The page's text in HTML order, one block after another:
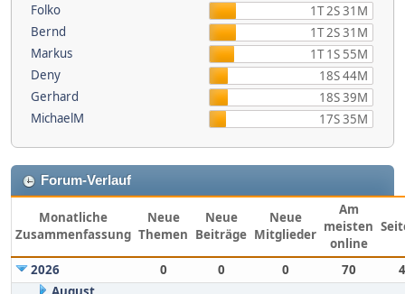
Folko
1T 2S 31M
Bernd
1T 2S 31M
Markus
1T 1S 55M
Deny
18S 44M
Gerhard
18S 39M
MichaelM
17S 35M
Forum-Verlauf
Monatliche
Zusammenfassung
Neue
Themen
Neue
Beiträge
Neue
Mitglieder
Am
meisten
online
2026 0 0 0 70